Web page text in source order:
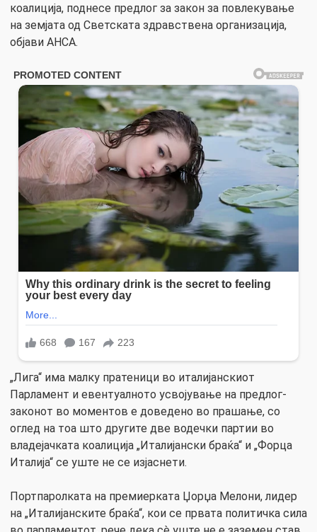
коалиција, поднесе предлог за закон за повлекување
на земјата од Светската здравствена организација,
објави АНСА.
„Лига“ има малку пратеници во италијанскиот
Парламент и евентуалното усвојување на предлог-
законот во моментов е доведено во прашање, со
оглед на тоа што другите две водечки партии во
владејачката коалиција „Италијански браќа“ и „Форца
Италија“ се уште не се изјаснети.
Портпаролката на премиерката Џорџа Мелони, лидер
на „Италијанските браќа“, кои се првата политичка сила